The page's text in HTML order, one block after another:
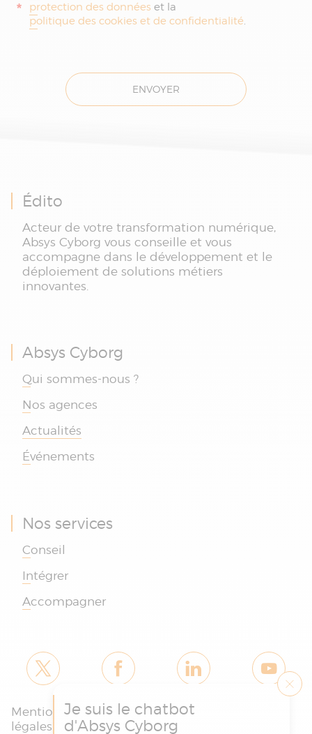
*
protection des données et la
politique des cookies et de confidentialité.
ENVOYER
Édito
Acteur de votre transformation numérique,
Absys Cyborg vous conseille et vous
accompagne dans le développement et le
déploiement de solutions métiers
innovantes.
Absys Cyborg
Qui sommes-nous ?
Nos agences
Actualités
Événements
Nos services
Conseil
Intégrer
Accompagner
Mentions
légales et
Politique des
cookies et de
Je suis le chatbot
d'Absys Cyborg